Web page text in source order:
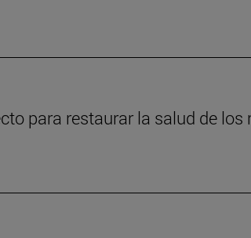
para restaurar la salud de los